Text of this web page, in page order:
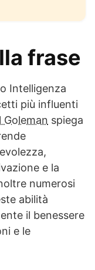
frase
Intelligenza
più influenti
Goleman spiega
e la
numerosi
abilità
il benessere
e le